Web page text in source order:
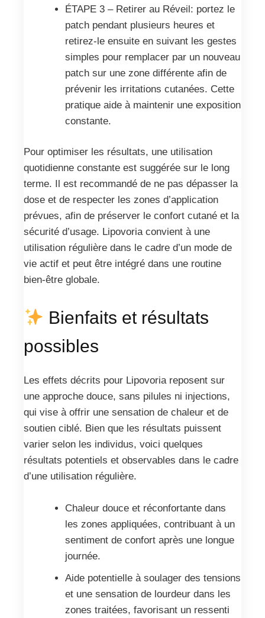
ÉTAPE 3 – Retirer au Réveil: portez le
patch pendant plusieurs heures et
retirez-le ensuite en suivant les gestes
simples pour remplacer par un nouveau
patch sur une zone différente afin de
prévenir les irritations cutanées. Cette
pratique aide à maintenir une exposition
constante.
Pour optimiser les résultats, une utilisation
quotidienne constante est suggérée sur le long
terme. Il est recommandé de ne pas dépasser la
dose et de respecter les zones d’application
prévues, afin de préserver le confort cutané et la
sécurité d’usage. Lipovoria convient à une
utilisation régulière dans le cadre d’un mode de
vie actif et peut être intégré dans une routine
bien-être globale.
Bienfaits et résultats
possibles
Les effets décrits pour Lipovoria reposent sur
une approche douce, sans pilules ni injections,
qui vise à offrir une sensation de chaleur et de
soutien ciblé. Bien que les résultats puissent
varier selon les individus, voici quelques
résultats potentiels et observables dans le cadre
d’une utilisation régulière.
Chaleur douce et réconfortante dans
les zones appliquées, contribuant à un
sentiment de confort après une longue
journée.
Aide potentielle à soulager des tensions
et une sensation de lourdeur dans les
zones traitées, favorisant un ressenti